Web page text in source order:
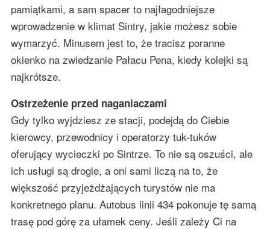
pamiątkami, a sam spacer to najłagodniejsze
wprowadzenie w klimat Sintry, jakie możesz sobie
wymarzyć. Minusem jest to, że tracisz poranne
okienko na zwiedzanie Pałacu Pena, kiedy kolejki są
najkrótsze.
Ostrzeżenie przed naganiaczami
Gdy tylko wyjdziesz ze stacji, podejdą do Ciebie
kierowcy, przewodnicy i operatorzy tuk-tuków
oferujący wycieczki po Sintrze. To nie są oszuści, ale
ich usługi są drogie, a oni sami liczą na to, że
większość przyjeżdżających turystów nie ma
konkretnego planu. Autobus linii 434 pokonuje tę samą
trasę pod górę za ułamek ceny. Jeśli zależy Ci na